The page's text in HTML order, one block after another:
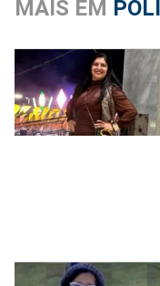
MAIS EM